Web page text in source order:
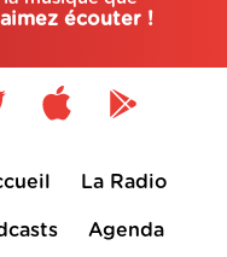
écouter !
La Radio
Agenda